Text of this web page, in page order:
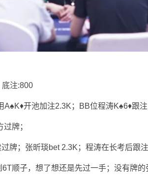
底注:800
A♠K♦开池加注2.3K；BB位程涛K♠6♦跟注
牌；
牌；张昕琰bet 2.3K；程涛在长考后跟注
顺子，想了想还是先过一手；没有牌的